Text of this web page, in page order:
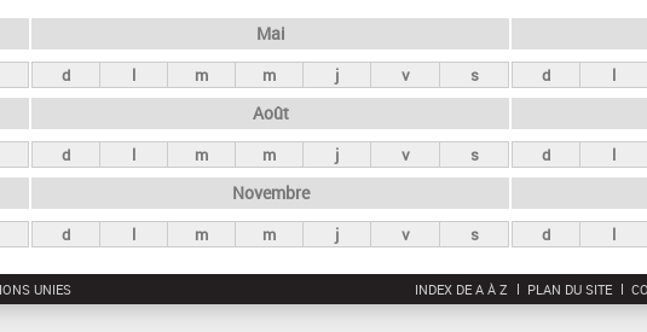
Mai
d l m m j v s d l
Août
d l m m j v s d l
Novembre
d l m m j v s d l
UNIES INDEX DE A À Z PLAN DU SITE